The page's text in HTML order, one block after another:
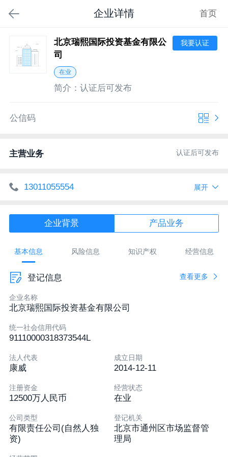
企业详情 首页
北京瑞熙国际投资基金有限公
司
我要认证
在业
简介： 认证后可发布
公信码
主营业务 认证后可发布
13011055554
网址 http://www.ruixiguoji.com
展开
企业背景 产品业务
基本信息 风险信息 知识产权 经营信息
登记信息 查看更多
企业名称
北京瑞熙国际投资基金有限公司
统一社会信用代码
91110000318373544L
法人代表
康威
成立日期
2014-12-11
注册资金
12500万人民币
经营状态
在业
公司类型
有限责任公司(自然人独
资)
登记机关
北京市通州区市场监督管
理局